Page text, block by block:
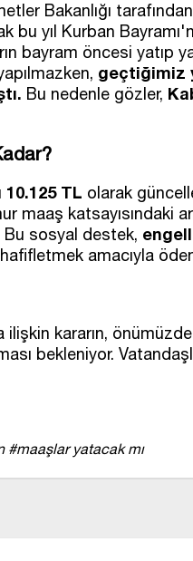
Bakanlığı
bu yıl Kurban
bayram öncesi yatıp
geçtiğimiz
Bu nedenle gözler,
10.125 TL olarak
maaş katsayısındaki
Bu sosyal destek,
amacıyla
kararın,
bekleniyor.
#maaşlar yatacak mı